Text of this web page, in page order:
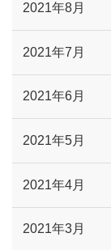
2021年8月
2021年7月
2021年6月
2021年5月
2021年4月
2021年3月